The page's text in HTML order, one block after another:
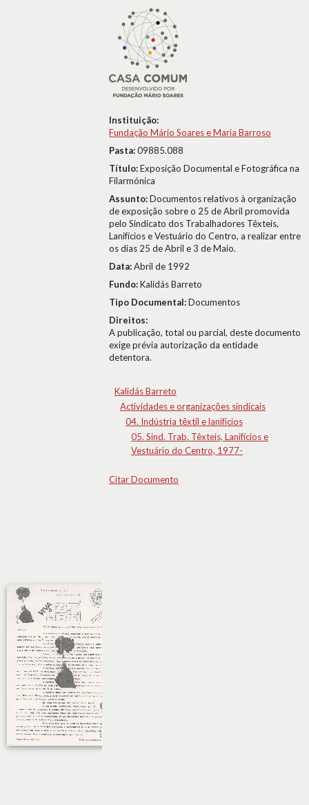
Instituição:
Fundação Mário Soares e Maria Barroso
Pasta:09885.088
Título:Exposição Documental e Fotográfica na
Filarmónica
Assunto:Documentos relativos à organização
de exposição sobre o 25 de Abril promovida
pelo Sindicato dos Trabalhadores Têxteis,
Lanifícios e Vestuário do Centro, a realizar entre
os dias 25 de Abril e 3 de Maio.
Data:Abril de 1992
Fundo:Kalidás Barreto
Tipo Documental:Documentos
Direitos:
A publicação, total ou parcial, deste documento
exige prévia autorização da entidade
detentora.
Kalidás Barreto
Actividades e organizações sindicais
04. Indústria têxtil e lanifícios
05. Sind. Trab. Têxteis, Lanifícios e
Vestuário do Centro, 1977-
Citar Documento